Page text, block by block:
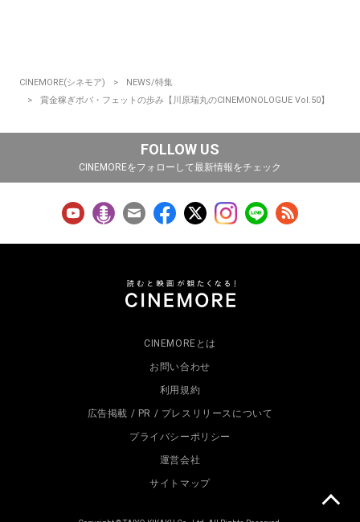
CINEMORE(シネモア)
NEWS/特集
賞金稼ぎボバ・フェットの歩み【川原瑞丸のCINEMONOLOGUE Vol.50】
FOLLOW US
CINEMOREをフォローして最新情報をチェック
CINEMOREとは
お問い合わせ
利用規約
広告掲載 / PR / プレスリリースについて
プライバシーポリシー
運営会社
サイトマップ